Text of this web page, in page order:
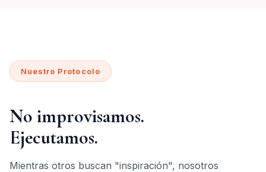
Nuestro Protocolo
No improvisamos.
Ejecutamos.
Mientras otros buscan "inspiración", nosotros